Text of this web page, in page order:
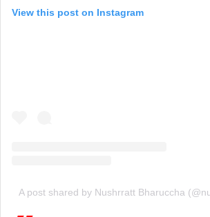
View this post on Instagram
A post shared by Nushrratt Bharuccha